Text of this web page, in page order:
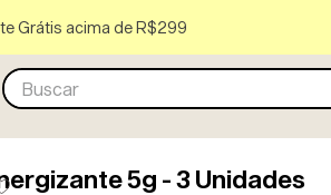
Grátis acima de R$299
Buscar
5g - 3 Unidades